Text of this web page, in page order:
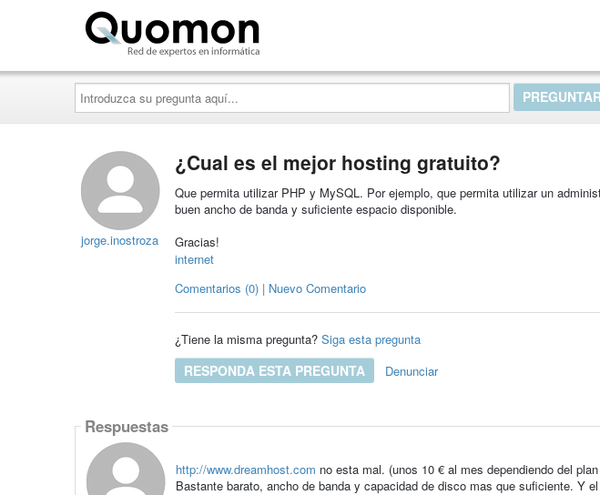
Introduzca
su
pregunta
aquí...
jorge.inostroza
¿Cual es el mejor hosting gratuito?
Que permita utilizar PHP y MySQL. Por ejemplo, que permita utilizar un
buen ancho de banda y suficiente espacio disponible.
Gracias!
internet
Comentarios (0) | Nuevo Comentario
¿Tiene la misma pregunta? Siga esta pregunta
RESPONDA ESTA PREGUNTA Denunciar
Respuestas
http://www.dreamhost.com no esta mal. (unos 10 € al mes dependiendo del
Bastante barato, ancho de banda y capacidad de disco mas que suficiente. Y